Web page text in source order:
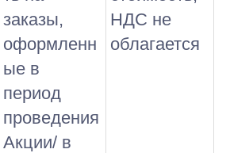
заказы,
оформленн
ые в
период
проведения
Акции/ в
НДС не
облагается